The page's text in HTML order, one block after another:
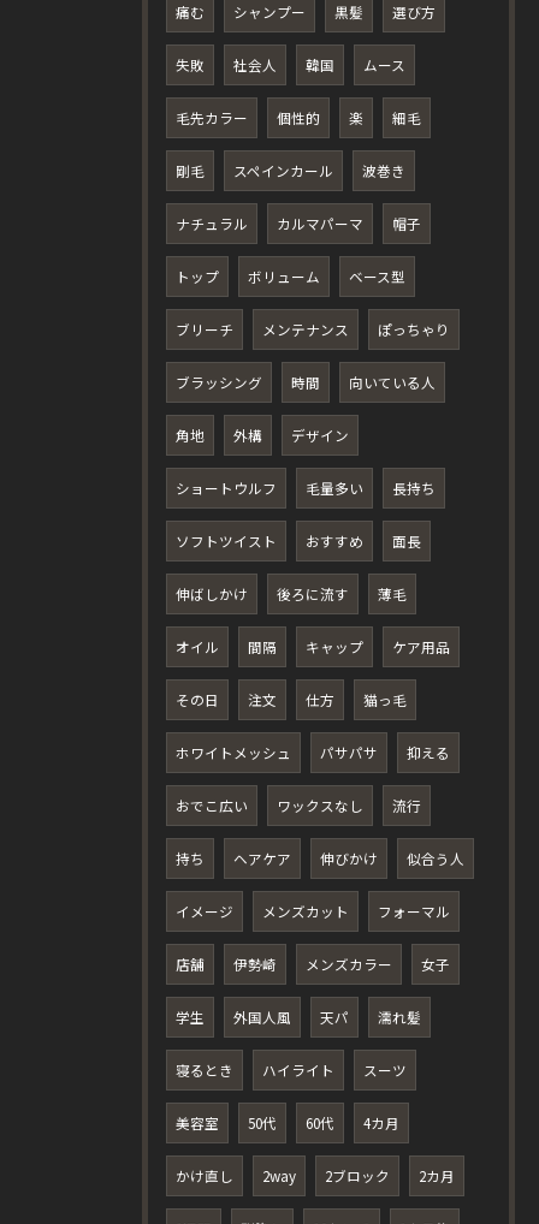
痛む シャンプー 黒髪 選び方
失敗 社会人 韓国 ムース
毛先カラー 個性的 楽 細毛
剛毛 スペインカール 波巻き
ナチュラル カルマパーマ 帽子
トップ ボリューム ベース型
ブリーチ メンテナンス ぽっちゃり
ブラッシング 時間 向いている人
角地 外構 デザイン
ショートウルフ 毛量多い 長持ち
ソフトツイスト おすすめ 面長
伸ばしかけ 後ろに流す 薄毛
オイル 間隔 キャップ ケア用品
その日 注文 仕方 猫っ毛
ホワイトメッシュ パサパサ 抑える
おでこ広い ワックスなし 流行
持ち ヘアケア 伸びかけ 似合う人
イメージ メンズカット フォーマル
店舗 伊勢崎 メンズカラー 女子
学生 外国人風 天パ 濡れ髪
寝るとき ハイライト スーツ
美容室 50代 60代 4カ月
かけ直し 2way 2ブロック 2カ月